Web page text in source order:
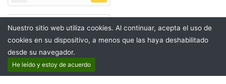
Loveseat ItemCM1
₡60,000
0 ofertas 2 dias, 20h 40m 01s
Nuestro sitio web utiliza cookies. Al continuar, acepta el uso de
cookies en su dispositivo, a menos que las haya deshabilitado
desde su navegador.
He leído y estoy de acuerdo